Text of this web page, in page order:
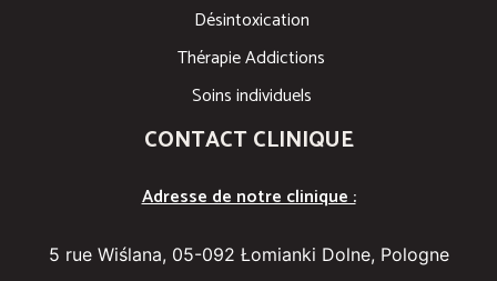
Désintoxication
Thérapie Addictions
Soins individuels
CONTACT CLINIQUE
Adresse de notre clinique :
5 rue Wiślana, 05-092 Łomianki Dolne, Pologne